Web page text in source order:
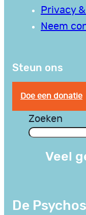
Privacy
Neem
Steun ons
Doe een donatie
Zoeken
Veel
De